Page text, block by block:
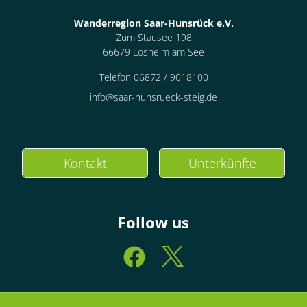
Wanderregion Saar-Hunsrück e.V.
Zum Stausee 198
66679 Losheim am See
Telefon 06872 / 9018100
info@saar-hunsrueck-steig.de
Kontakt Unterkünfte
Follow us